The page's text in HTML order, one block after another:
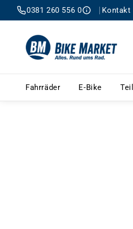
0381 260 556 0 Kontakt
Fahrräder Fahrräder –
E-Bike E-